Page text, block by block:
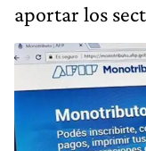
aportar los